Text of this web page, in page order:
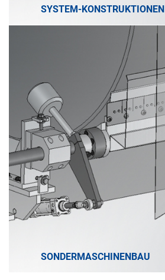
SYSTEM-KONSTRUKTIONEN
SONDERMASCHINENBAU